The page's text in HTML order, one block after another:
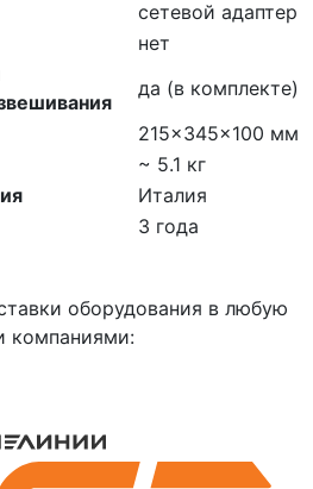
сетевой адаптер
нет
да (в комплекте)
215×345×100 мм
~ 5.1 кг
Италия
3 года
оборудования в любую
компаниями: